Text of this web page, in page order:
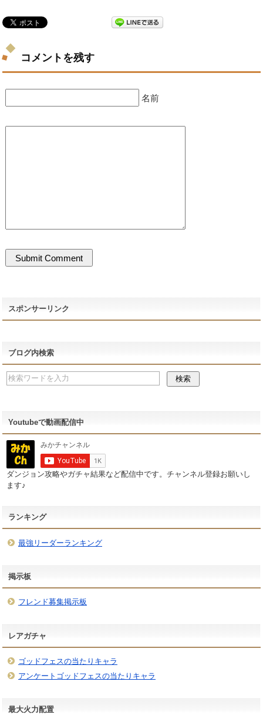
コメントを残す
名前
スポンサーリンク
ブログ内検索
Youtubeで動画配信中
ダンジョン攻略やガチャ結果など配信中です。チャンネル登録お願いし
ます♪
ランキング
最強リーダーランキング
掲示板
フレンド募集掲示板
レアガチャ
ゴッドフェスの当たりキャラ
アンケートゴッドフェスの当たりキャラ
最大火力配置